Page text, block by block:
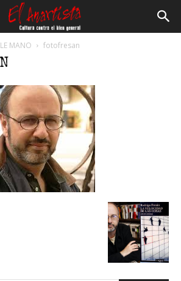
MANO fotofresan